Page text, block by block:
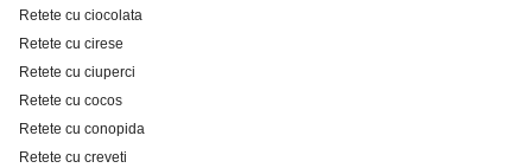
Retete cu ciocolata
Retete cu cirese
Retete cu ciuperci
Retete cu cocos
Retete cu conopida
Retete cu creveti